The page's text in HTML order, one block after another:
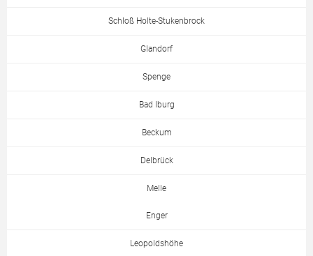
Schloß Holte-Stukenbrock
Glandorf
Spenge
Bad Iburg
Beckum
Delbrück
Melle
Enger
Leopoldshöhe